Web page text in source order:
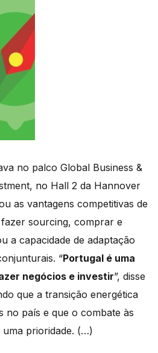
no palco Global Business &
no Hall 2 da Hannover
as vantagens competitivas de
sourcing, comprar e
a capacidade de adaptação
“Portugal é uma
negócios e investir”, disse
que a transição energética
no país e que o combate às
uma prioridade. (…)